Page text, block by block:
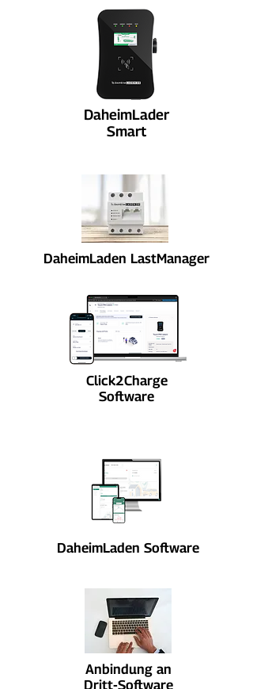
DaheimLader
Smart
DaheimLaden LastManager
Click2Charge
Software
DaheimLaden Software
Anbindung an
Dritt-Software